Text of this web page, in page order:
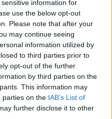
information for
use the below opt-out
Please note that after your
may continue seeing
information utilized by
to third parties prior to
opt-out of the further
by third parties on the
This information may
parties on the IAB’s List of
further disclose it to other